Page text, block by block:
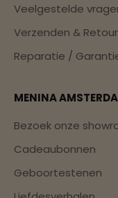
Veelgestelde
Verzenden &
Reparatie /
MENINA
Bezoek onze
Cadeaubonnen
Geboortestenen